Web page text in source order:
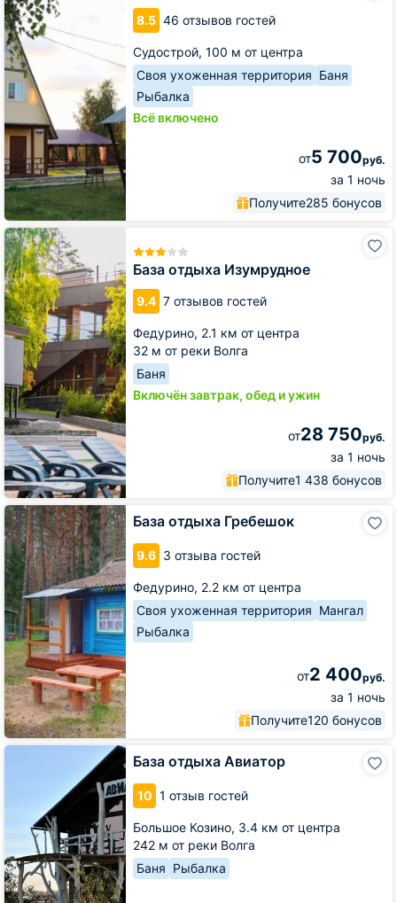
8.5 46 отзывов гостей
Судострой, 100 м от центра
Своя ухоженная территория Баня
Рыбалка
Всё включено
от5 700руб.
за 1 ночь
Получите285 бонусов
Перемиловы
горы
База отдыха Изумрудное
9.4 7 отзывов гостей
Федурино, 2.1 км от центра
32 м от реки Волга
Баня
Включён завтрак, обед и ужин
от28 750руб.
за 1 ночь
Получите1 438 бонусов
База
отдыха
Изумрудное
База отдыха Гребешок
9.6 3 отзыва гостей
Федурино, 2.2 км от центра
Своя ухоженная территория Мангал
Рыбалка
от2 400руб.
за 1 ночь
Получите120 бонусов
База
отдыха
Гребешок
База отдыха Авиатор
10 1 отзыв гостей
Большое Козино, 3.4 км от центра
242 м от реки Волга
Баня Рыбалка
База